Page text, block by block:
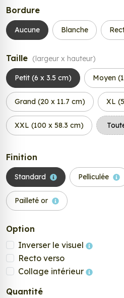
Bordure
Aucune Blanche
Taille (largeur x hauteur)
Petit (6 x 3.5 cm) Moyen
Grand (20 x 11.7 cm) XL
XXL (100 x 58.3 cm)
Finition
Standard Pelliculée
Pailleté or
Option
Inverser le visuel
Recto verso
Collage intérieur
Quantité